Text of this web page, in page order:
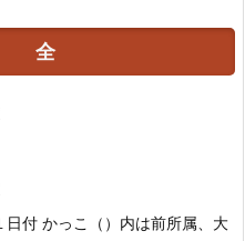
） 全
付 かっこ（）内は前所属、大